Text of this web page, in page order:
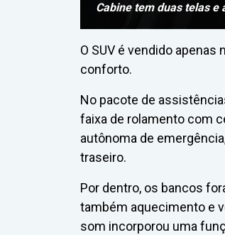
Cabine tem duas telas e
O SUV é vendido
conforto.
No pacote de
faixa de rolamento com
autônoma de
traseiro.
Por dentro, os bancos
também aquecimento e
som incorporou uma